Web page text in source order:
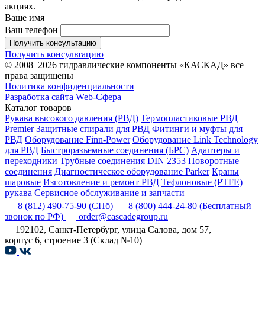
акциях.
Ваше имя
Ваш телефон
Получить консультацию
Получить консультацию
© 2008–2026 гидравлические компоненты «КАСКАД» все
права защищены
Политика конфиденциальности
Разработка сайта Web-Сфера
Каталог товаров
Рукава высокого давления (РВД) Термопластиковые РВД
Premier Защитные спирали для РВД Фитинги и муфты для
РВД Оборудование Finn-Power Оборудование Link Technology
для РВД Быстроразъемные соединения (БРС) Адаптеры и
переходники Трубные соединения DIN 2353 Поворотные
соединения Диагностическое оборудование Parker Краны
шаровые Изготовление и ремонт РВД Тефлоновые (PTFE)
рукава Сервисное обслуживание и запчасти
8 (812) 490-75-90 (СПб) 8 (800) 444-24-80 (Бесплатный
звонок по РФ)
order@cascadegroup.ru
192102, Санкт-Петербург, улица Салова, дом 57,
корпус 6, строение 3 (Склад №10)